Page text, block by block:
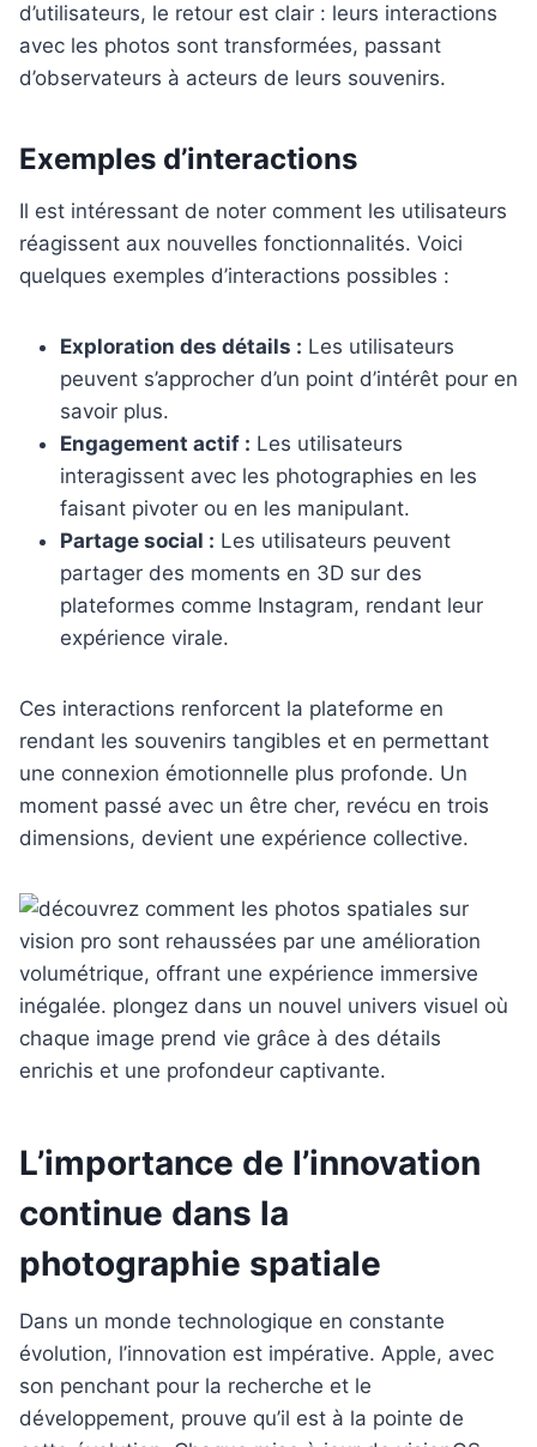
d’utilisateurs, le retour est clair : leurs interactions
avec les photos sont transformées, passant
d’observateurs à acteurs de leurs souvenirs.
Exemples d’interactions
Il est intéressant de noter comment les utilisateurs
réagissent aux nouvelles fonctionnalités. Voici
quelques exemples d’interactions possibles :
Exploration des détails : Les utilisateurs
peuvent s’approcher d’un point d’intérêt pour en
savoir plus.
Engagement actif : Les utilisateurs
interagissent avec les photographies en les
faisant pivoter ou en les manipulant.
Partage social : Les utilisateurs peuvent
partager des moments en 3D sur des
plateformes comme Instagram, rendant leur
expérience virale.
Ces interactions renforcent la plateforme en
rendant les souvenirs tangibles et en permettant
une connexion émotionnelle plus profonde. Un
moment passé avec un être cher, revécu en trois
dimensions, devient une expérience collective.
L’importance de l’innovation
continue dans la
photographie spatiale
Dans un monde technologique en constante
évolution, l’innovation est impérative. Apple, avec
son penchant pour la recherche et le
développement, prouve qu’il est à la pointe de